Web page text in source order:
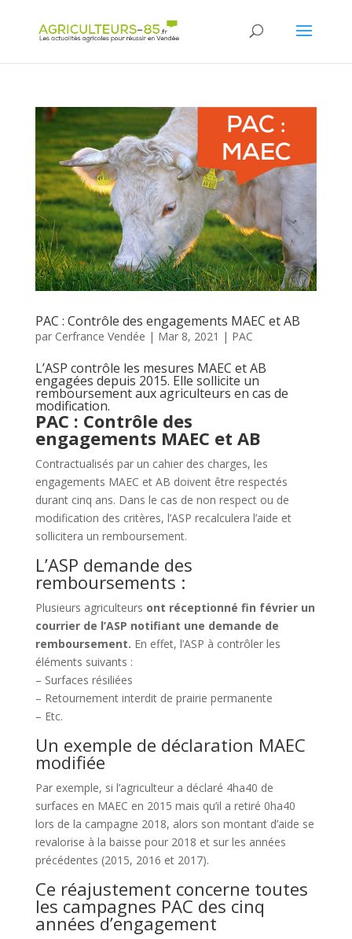
PAC : Contrôle des engagements MAEC et AB
par Cerfrance Vendée | Mar 8, 2021 | PAC
L’ASP contrôle les mesures MAEC et AB
engagées depuis 2015. Elle sollicite un
remboursement aux agriculteurs en cas de
modification.
PAC : Contrôle des
engagements MAEC et AB
Contractualisés par un cahier des charges, les
engagements MAEC et AB doivent être respectés
durant cinq ans. Dans le cas de non respect ou de
modification des critères, l’ASP recalculera l’aide et
sollicitera un remboursement.
L’ASP demande des
remboursements :
Plusieurs agriculteurs ont réceptionné fin février un
courrier de l’ASP notifiant une demande de
remboursement. En effet, l’ASP à contrôler les
éléments suivants :
– Surfaces résiliées
– Retournement interdit de prairie permanente
– Etc.
Un exemple de déclaration MAEC
modifiée
Par exemple, si l’agriculteur a déclaré 4ha40 de
surfaces en MAEC en 2015 mais qu’il a retiré 0ha40
lors de la campagne 2018, alors son montant d’aide se
revalorise à la baisse pour 2018 et sur les années
précédentes (2015, 2016 et 2017).
Ce réajustement concerne toutes
les campagnes PAC des cinq
années d’engagement